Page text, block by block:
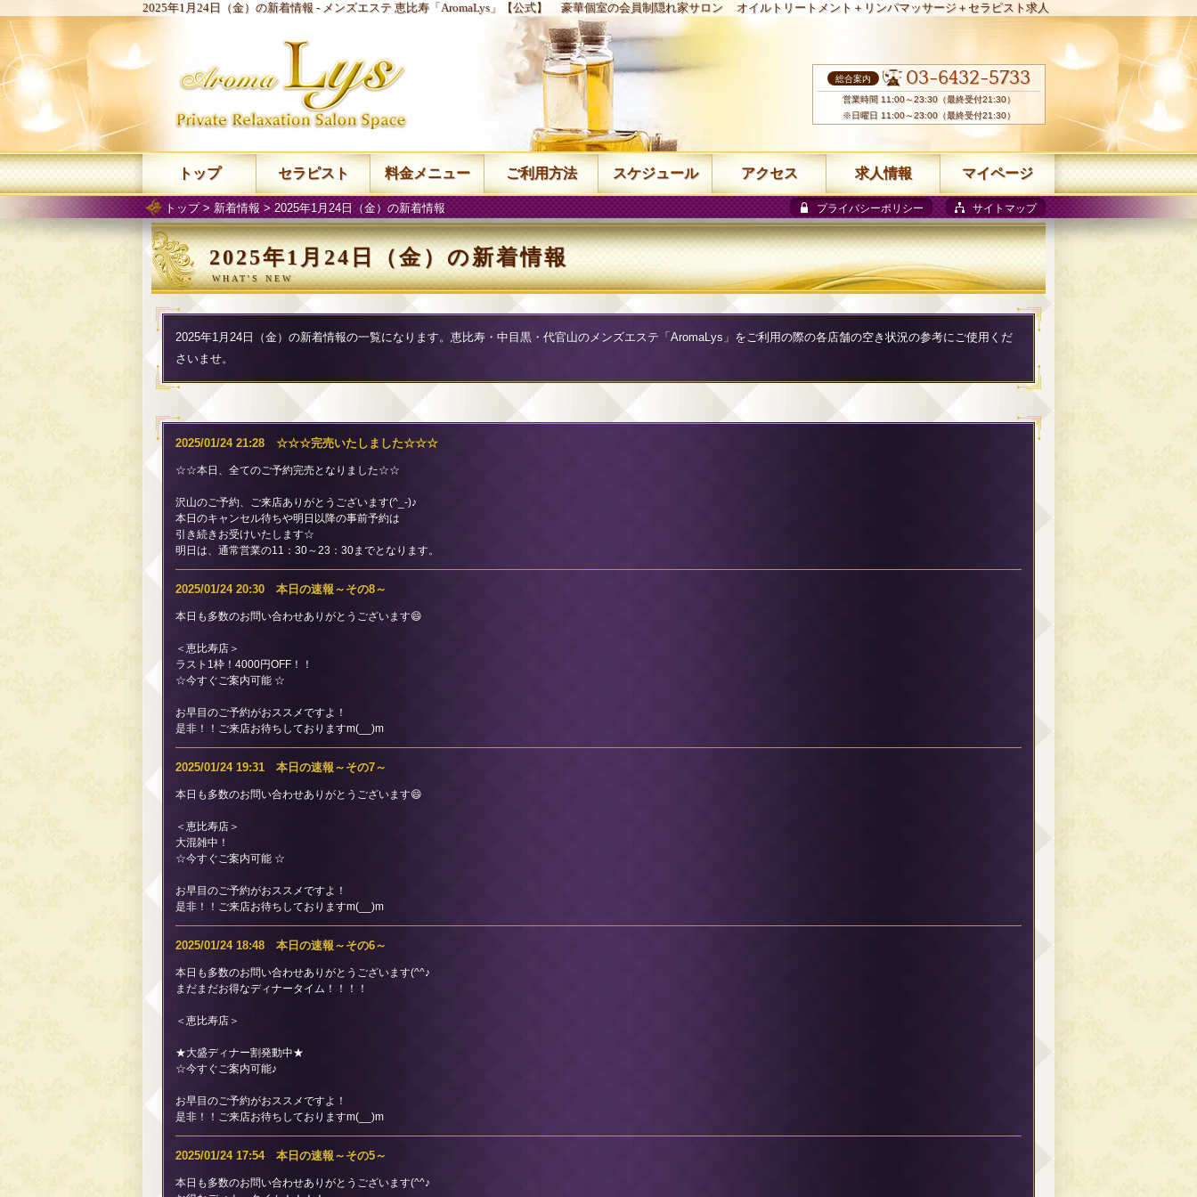
2025年1月24日（金）の新着情報 - メンズエステ 恵比寿「AromaLys」【公式】 豪華個室の会員制隠れ家サロン オイルトリートメント＋リンパマッサージ＋セラピスト求人
トップ> 新着情報> 2025年1月24日（金）の新着情報 プライバシーポリシー サイトマップ
2025年1月24日（金）の新着情報
2025年1月24日（金）の新着情報の一覧になります。恵比寿・中目黒・代官山のメンズエステ「AromaLys」をご利用の際の各店舗の空き状況の参考にご使用くだ
さいませ。
2025/01/24 21:28 ☆☆☆完売いたしました☆☆☆
☆☆本日、全てのご予約完売となりました☆☆
沢山のご予約、ご来店ありがとうございます(^_-)♪
本日のキャンセル待ちや明日以降の事前予約は
引き続きお受けいたします☆
明日は、通常営業の11：30～23：30までとなります。
2025/01/24 20:30 本日の速報～その8～
本日も多数のお問い合わせありがとうございます😄
＜恵比寿店＞
ラスト1枠！4000円OFF！！
☆今すぐご案内可能 ☆
お早目のご予約がおススメですよ！
是非！！ご来店お待ちしておりますm(__)m
2025/01/24 19:31 本日の速報～その7～
本日も多数のお問い合わせありがとうございます😄
＜恵比寿店＞
大混雑中！
☆今すぐご案内可能 ☆
お早目のご予約がおススメですよ！
是非！！ご来店お待ちしておりますm(__)m
2025/01/24 18:48 本日の速報～その6～
本日も多数のお問い合わせありがとうございます(^^♪
まだまだお得なディナータイム！！！！
＜恵比寿店＞
★大盛ディナー割発動中★
☆今すぐご案内可能♪
お早目のご予約がおススメですよ！
是非！！ご来店お待ちしておりますm(__)m
2025/01/24 17:54 本日の速報～その5～
本日も多数のお問い合わせありがとうございます(^^♪
総合案内 03-6432-5733
営業時間 11:00～23:30（最終受付21:30）
※日曜日 11:00～23:00（最終受付21:30）
トップ セラピスト 料金メニュー ご利用方法 スケジュール アクセス 求人情報 マイページ